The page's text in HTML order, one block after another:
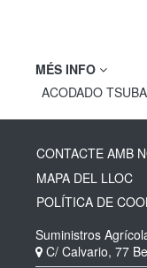
MÉS INFO
ACODADO
CONTACTE AMB
MAPA DEL LLOC
POLÍTICA DE
Suministros
C/ Calvario, 77